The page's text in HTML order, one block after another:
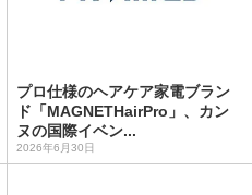
プロ仕様のヘアケア家電ブラン
ド「MAGNETHairPro」、カン
ヌの国際イベン...
2026年6月30日